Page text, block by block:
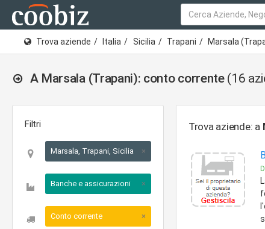
Trova aziende Italia Sicilia Trapani Marsala
A Marsala (Trapani): conto corrente (16
Filtri
Marsala, Trapani, Sicilia ×
Banche e assicurazioni ×
Conto corrente ×
Trova aziende: a